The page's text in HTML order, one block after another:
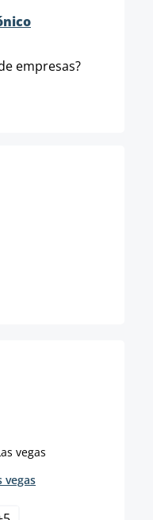
empresas?
vegas